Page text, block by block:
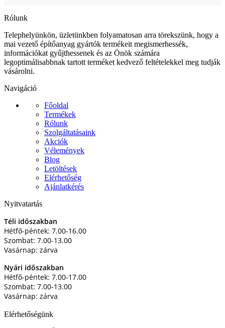
Rólunk
Telephelyünkön, üzletünkben folyamatosan arra törekszünk, hogy a
mai vezető építőanyag gyártók termékeit megismerhessék,
információkat gyűjthessenek és az Önök számára
legoptimálisabbnak tartott terméket kedvező feltételekkel meg tudják
vásárolni.
Navigáció
Főoldal
Termékek
Rólunk
Szolgáltatásaink
Akciók
Vélemények
Blog
Letöltések
Elérhetőség
Ajánlatkérés
Nyitvatartás
Téli időszakban
Hétfő-péntek: 7.00-16.00
Szombat: 7.00-13.00
Vasárnap: zárva
Nyári időszakban
Hétfő-péntek: 7.00-17.00
Szombat: 7.00-13.00
Vasárnap: zárva
Elérhetőségünk